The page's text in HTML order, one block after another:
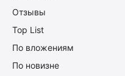
Отзывы
Top List
По вложениям
По новизне